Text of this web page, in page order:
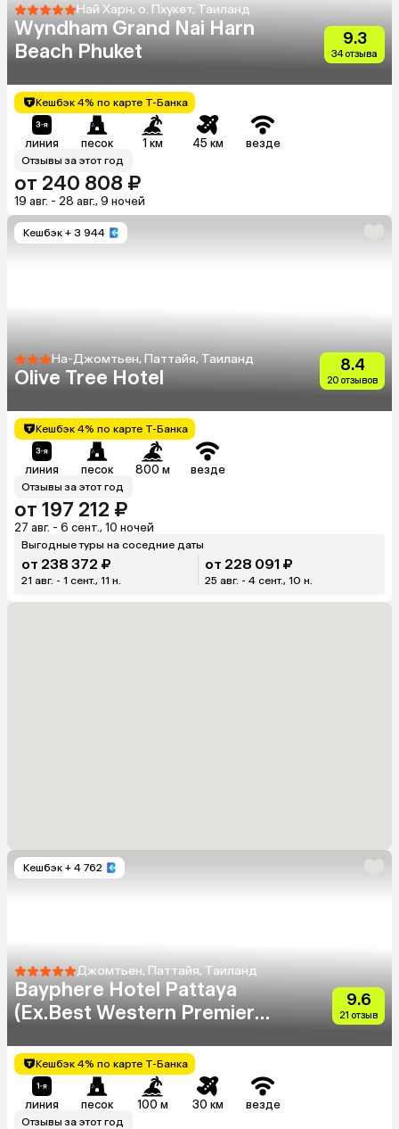
Най Харн, о. Пхукет, Таиланд
Wyndham Grand Nai Harn
Beach Phuket
9.3
34 отзыва
Кешбэк 4% по карте Т-Банка
линия песок 1 км 45 км везде
Отзывы за этот год
от 240 808 ₽
19 авг. - 28 авг., 9 ночей
Кешбэк + 3 944
На-Джомтьен, Паттайя, Таиланд
Olive Tree Hotel
8.4
20 отзывов
Кешбэк 4% по карте Т-Банка
линия песок 800 м везде
Отзывы за этот год
от 197 212 ₽
27 авг. - 6 сент., 10 ночей
Выгодные туры на соседние даты
от 238 372 ₽
21 авг. - 1 сент., 11 н.
от 228 091 ₽
25 авг. - 4 сент., 10 н.
Кешбэк + 4 762
Джомтьен, Паттайя, Таиланд
Bayphere Hotel Pattaya
(Ex.Best Western Premier
9.6
21 отзыв
Кешбэк 4% по карте Т-Банка
линия песок 100 м 30 км везде
Отзывы за этот год